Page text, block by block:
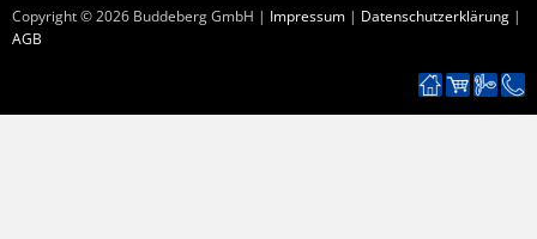
Copyright ©2026 Buddeberg GmbH | Impressum | Datenschutzerklärung |
AGB